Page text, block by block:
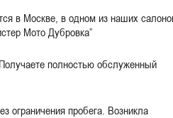
в Москве, в одном из наших
Мото Дубровка”
полностью обслуженный
ограничения пробега. Возникла